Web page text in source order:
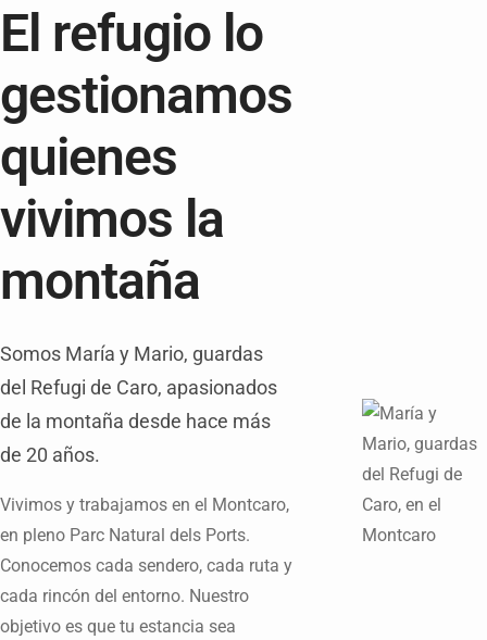
El refugio lo
gestionamos
quienes
vivimos la
montaña
Somos María y Mario, guardas
del Refugi de Caro, apasionados
de la montaña desde hace más
de 20 años.
Vivimos y trabajamos en el Montcaro,
en pleno Parc Natural dels Ports.
Conocemos cada sendero, cada ruta y
cada rincón del entorno. Nuestro
objetivo es que tu estancia sea